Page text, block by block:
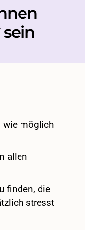
sein
wie möglich
allen
finden, die
stresst